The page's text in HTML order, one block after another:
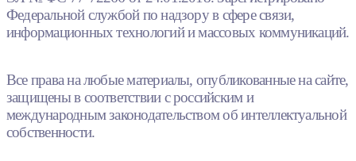
Федеральной службой по надзору в сфере связи,
информационных технологий и массовых коммуникаций.
Все права на любые материалы, опубликованные на сайте,
защищены в соответствии с российским и
международным законодательством об интеллектуальной
собственности.